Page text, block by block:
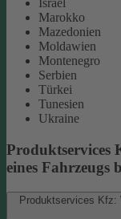
Israel
Marokko
Mazedonien
Moldawien
Montenegro
Serbien
Türkei
Tunesien
Ukraine
Produktservices
eines Fahrzeugs
Produktservices Kfz: